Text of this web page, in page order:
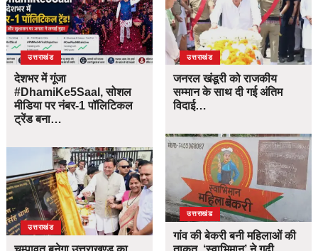
उत्तराखंड
देशभर में गूंजा
#DhamiKe5Saal, सोशल
मीडिया पर नंबर-1 पॉलिटिकल
ट्रेंड बना…
उत्तराखंड
उत्तराखंड
जनरल खंडूरी को राजकीय
सम्मान के साथ दी गई अंतिम
विदाई…
उत्तराखंड
गांव की बेकरी बनी महिलाओं की